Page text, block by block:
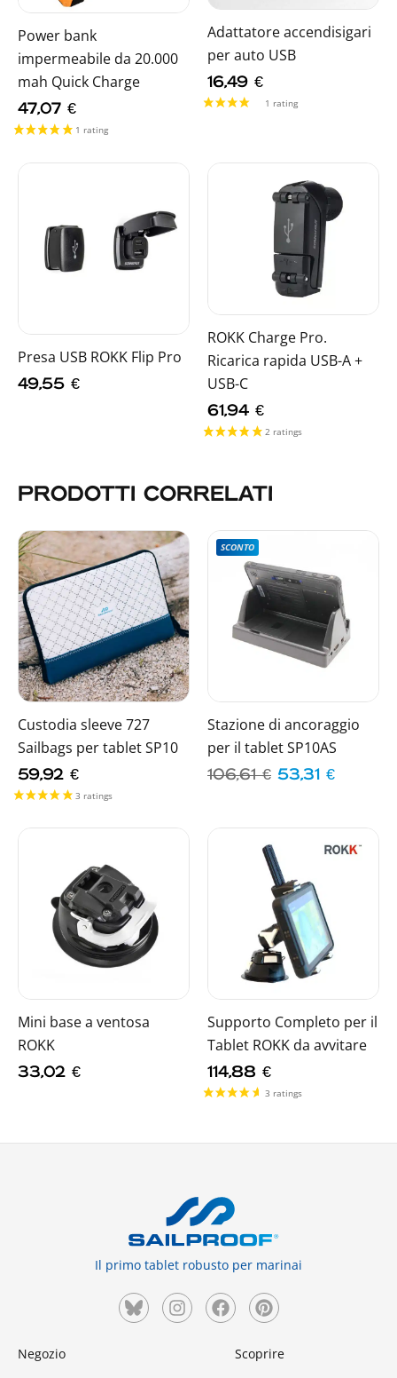
Power bank
impermeabile da 20.000
mah Quick Charge
47,07 €
Adattatore accendisigari
per auto USB
16,49 €
Presa USB ROKK Flip Pro
49,55 €
ROKK Charge Pro.
Ricarica rapida USB-A +
USB-C
61,94 €
PRODOTTI CORRELATI
Custodia sleeve 727
Sailbags per tablet SP10
59,92 €
SCONTO
Stazione di ancoraggio
per il tablet SP10AS
106,61€ 53,31 €
Mini base a ventosa
ROKK
33,02 €
Supporto Completo per il
Tablet ROKK da avvitare
114,88 €
Il primo tablet robusto per marinai
Negozio
Scoprire